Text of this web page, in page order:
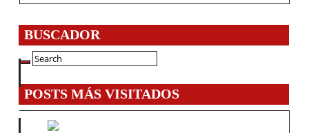
BUSCADOR
POSTS MÁS VISITADOS